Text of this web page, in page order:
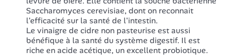
Saccharomyces cerevisiae, dont on reconnait
l'efficacité sur la santé de l'intestin.
Le vinaigre de cidre non pasteurise est aussi
bénéfique à la santé du système digestif. Il est
riche en acide acétique, un excellent probiotique.